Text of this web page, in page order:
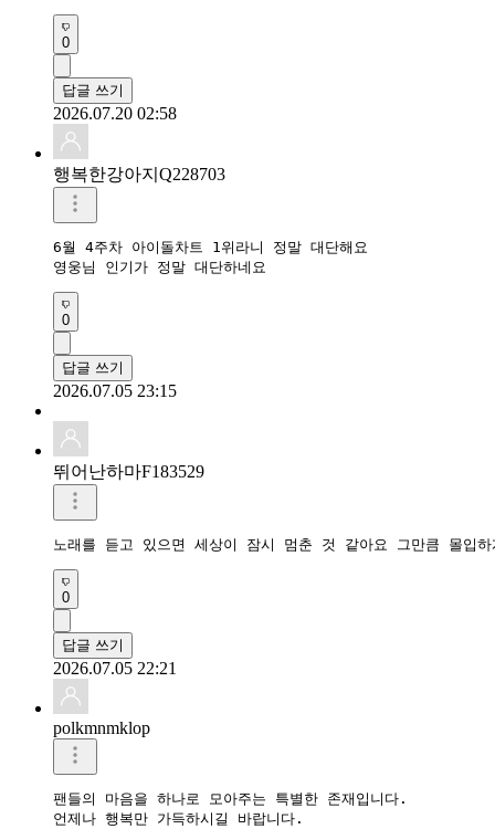
0
답글 쓰기
2026.07.20 02:58
행복한강아지Q228703
6월 4주차 아이돌차트 1위라니 정말 대단해요
영웅님 인기가 정말 대단하네요
0
답글 쓰기
2026.07.05 23:15
뛰어난하마F183529
0
답글 쓰기
2026.07.05 22:21
polkmnmklop
팬들의 마음을 하나로 모아주는 특별한 존재입니다.
언제나 행복만 가득하시길 바랍니다.